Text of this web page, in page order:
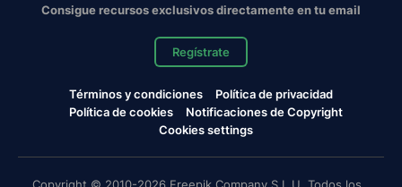
Consigue recursos exclusivos directamente en tu email
Regístrate
Términos y condiciones
Política de privacidad
Política de cookies
Notificaciones de Copyright
Cookies settings